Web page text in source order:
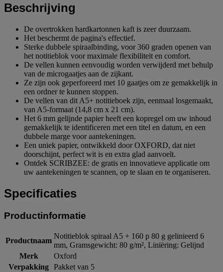
Beschrijving
De overtrokken hardkartonnen kaft is zeer duurzaam.
Het beschermt de pagina's effectief.
Sterke dubbele spiraalbinding, voor 360 graden openen van
het notitieblok voor maximale flexibiliteit en comfort.
De vellen kunnen eenvoudig worden verwijderd met behulp
van de microgaatjes aan de zijkant.
Ze zijn ook geperforeerd met 10 gaatjes om ze gemakkelijk in
een ordner te kunnen stoppen.
De vellen van dit A5+ notitieboek zijn, eenmaal losgemaakt,
van A5-formaat (14,8 cm x 21 cm).
Het 6 mm gelijnde papier heeft een kopregel om uw inhoud
gemakkelijk te identificeren met een titel en datum, en een
dubbele marge voor aantekeningen.
Een uniek papier, ontwikkeld door OXFORD, dat niet
doorschijnt, perfect wit is en extra glad aanvoelt.
Ontdek SCRIBZEE: de gratis en innovatieve applicatie om
uw aantekeningen te scannen, op te slaan en te organiseren.
Specificaties
Productinformatie
Productnaam
Notitieblok spiraal A5 + 160 p 80 g gelinieerd 6
mm, Gramsgewicht: 80 g/m², Liniëring: Gelijnd
Merk
Oxford
Verpakking Pakket van 5